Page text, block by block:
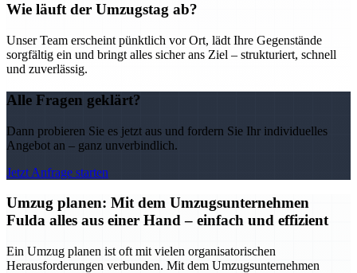
Wie läuft der Umzugstag ab?
Unser Team erscheint pünktlich vor Ort, lädt Ihre Gegenstände
sorgfältig ein und bringt alles sicher ans Ziel – strukturiert, schnell
und zuverlässig.
Alle Fragen geklärt?
Dann probieren Sie es jetzt aus und fordern Sie Ihr individuelles
Angebot an – ganz unverbindlich.
Jetzt Anfrage starten
Umzug planen: Mit dem Umzugsunternehmen
Fulda alles aus einer Hand – einfach und effizient
Ein Umzug planen ist oft mit vielen organisatorischen
Herausforderungen verbunden. Mit dem Umzugsunternehmen